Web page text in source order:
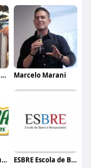
Carlos Henrique de Faria Vasconcelos Marcelo Marani
Nogueira Brinquedos ESBRE Escola de Bares e Restaurantes